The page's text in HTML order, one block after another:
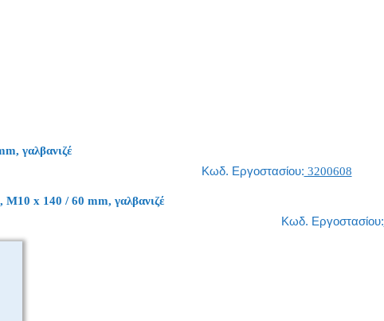
γαλβανιζέ
Κωδ. Εργοστασίου: 3200608
M10 x 140 / 60 mm, γαλβανιζέ
Κωδ. Εργοστασίου: